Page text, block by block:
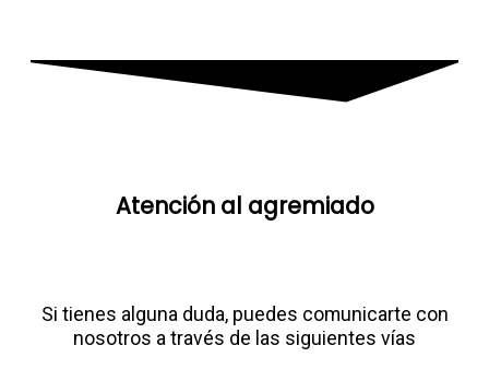
Atención al agremiado​
Si tienes alguna duda, puedes comunicarte con
nosotros a través de las siguientes vías